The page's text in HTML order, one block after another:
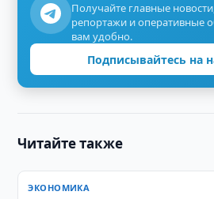
Получайте главные
репортажи и оперативные
вам удобно.
Подписывайтесь на
Читайте также
ЭКОНОМИКА